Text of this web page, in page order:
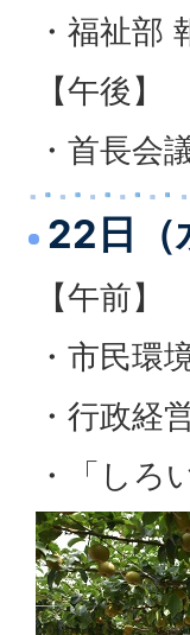
・福祉部
【午後】
・首長会
22日（
【午前】
・市民環
・行政経
・「しろ